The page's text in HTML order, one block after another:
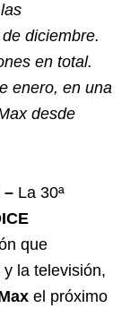
diciembre.
en total.
enero, en una
desde
– La 30ª
que
la televisión,
el próximo